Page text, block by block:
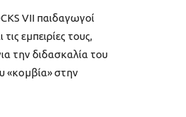
VII παιδαγωγοί
εμπειρίες τους,
την διδασκαλία του
«κομβία» στην